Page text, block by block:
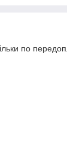
по